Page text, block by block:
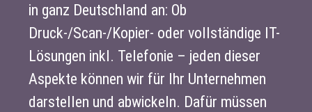
in ganz Deutschland an: Ob
Druck-/Scan-/Kopier- oder vollständige IT-
Lösungen inkl. Telefonie – jeden dieser
Aspekte können wir für Ihr Unternehmen
darstellen und abwickeln. Dafür müssen